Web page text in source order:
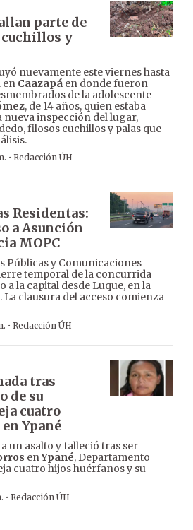
parte de
cuchillos y
nuevamente este viernes hasta
en Caazapá en donde fueron
de la adolescente
, de 14 años, quien estaba
nueva inspección del lugar,
filosos cuchillos y palas que
· Redacción ÚH
Residentas:
a Asunción
MOPC
Públicas y Comunicaciones
temporal de la concurrida
a la capital desde Luque, en la
La clausura del acceso comienza
· Redacción ÚH
tras
de su
cuatro
Ypané
un asalto y falleció tras ser
enYpané, Departamento
cuatro hijos huérfanos y su
· Redacción ÚH